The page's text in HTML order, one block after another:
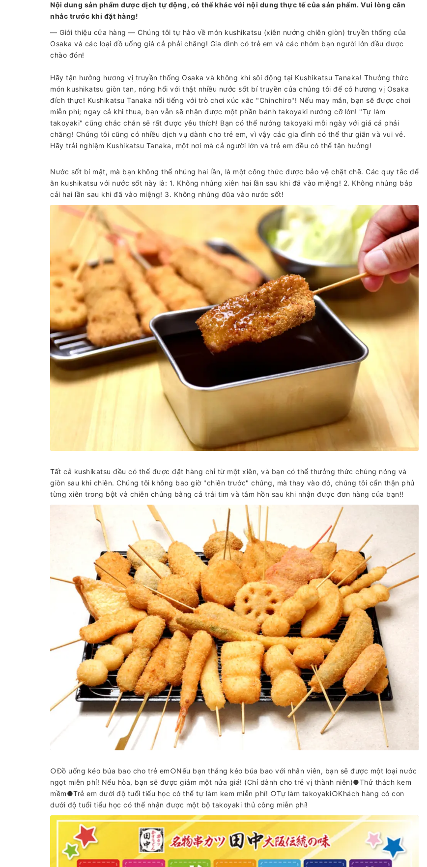
Nội dung sản phẩm được dịch tự động, có thể khác với nội dung thực tế của sản phẩm. Vui lòng cân
nhắc trước khi đặt hàng!
— Giới thiệu cửa hàng — Chúng tôi tự hào về món kushikatsu (xiên nướng chiên giòn) truyền thống của
Osaka và các loại đồ uống giá cả phải chăng! Gia đình có trẻ em và các nhóm bạn người lớn đều được
chào đón!
Hãy tận hưởng hương vị truyền thống Osaka và không khí sôi động tại Kushikatsu Tanaka! Thưởng thức
món kushikatsu giòn tan, nóng hổi với thật nhiều nước sốt bí truyền của chúng tôi để có hương vị Osaka
đích thực! Kushikatsu Tanaka nổi tiếng với trò chơi xúc xắc "Chinchiro"! Nếu may mắn, bạn sẽ được chơi
miễn phí; ngay cả khi thua, bạn vẫn sẽ nhận được một phần bánh takoyaki nướng cỡ lớn! "Tự làm
takoyaki" cũng chắc chắn sẽ rất được yêu thích! Bạn có thể nướng takoyaki mỗi ngày với giá cả phải
chăng! Chúng tôi cũng có nhiều dịch vụ dành cho trẻ em, vì vậy các gia đình có thể thư giãn và vui vẻ.
Hãy trải nghiệm Kushikatsu Tanaka, một nơi mà cả người lớn và trẻ em đều có thể tận hưởng!
Nước sốt bí mật, mà bạn không thể nhúng hai lần, là một công thức được bảo vệ chặt chẽ. Các quy tắc để
ăn kushikatsu với nước sốt này là: 1. Không nhúng xiên hai lần sau khi đã vào miệng! 2. Không nhúng bắp
cải hai lần sau khi đã vào miệng! 3. Không nhúng đũa vào nước sốt!
Tất cả kushikatsu đều có thể được đặt hàng chỉ từ một xiên, và bạn có thể thưởng thức chúng nóng và
giòn sau khi chiên. Chúng tôi không bao giờ "chiên trước" chúng, mà thay vào đó, chúng tôi cẩn thận phủ
từng xiên trong bột và chiên chúng bằng cả trái tim và tâm hồn sau khi nhận được đơn hàng của bạn!!
○Đồ uống kéo búa bao cho trẻ em○Nếu bạn thắng kéo búa bao với nhân viên, bạn sẽ được một loại nước
ngọt miễn phí! Nếu hòa, bạn sẽ được giảm một nửa giá! (Chỉ dành cho trẻ vị thành niên)●Thử thách kem
mềm●Trẻ em dưới độ tuổi tiểu học có thể tự làm kem miễn phí! ○Tự làm takoyaki○Khách hàng có con
dưới độ tuổi tiểu học có thể nhận được một bộ takoyaki thủ công miễn phí!